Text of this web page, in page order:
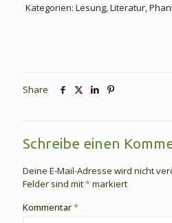
Kategorien: Lesung, Literatur,
Share
Schreibe einen
Deine E-Mail-Adresse wird nicht
Felder sind mit*markiert
Kommentar*